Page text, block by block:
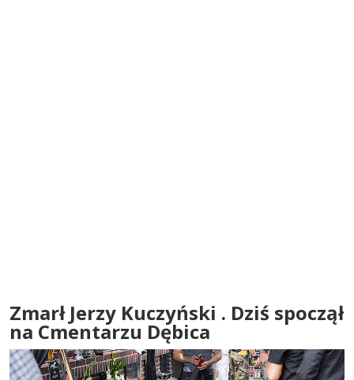
Zmarł Jerzy Kuczyński . Dziś spoczął
na Cmentarzu Dębica